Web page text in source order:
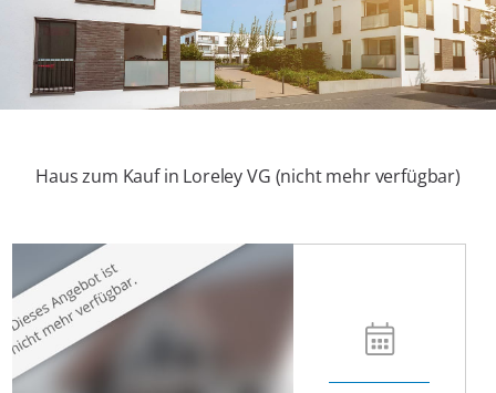
Haus zum Kauf in Loreley VG (nicht mehr verfügbar)